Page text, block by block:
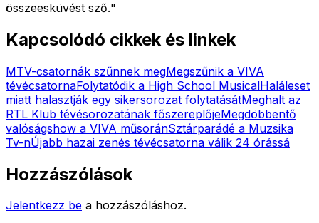
összeesküvést sző."
Kapcsolódó cikkek és linkek
MTV-csatornák szűnnek megMegszűnik a VIVA
tévécsatornaFolytatódik a High School MusicalHaláleset
miatt halasztják egy sikersorozat folytatásátMeghalt az
RTL Klub tévésorozatának főszereplőjeMegdöbbentő
valóságshow a VIVA műsoránSztárparádé a Muzsika
Tv-nÚjabb hazai zenés tévécsatorna válik 24 órássá
Hozzászólások
Jelentkezz be a hozzászóláshoz.